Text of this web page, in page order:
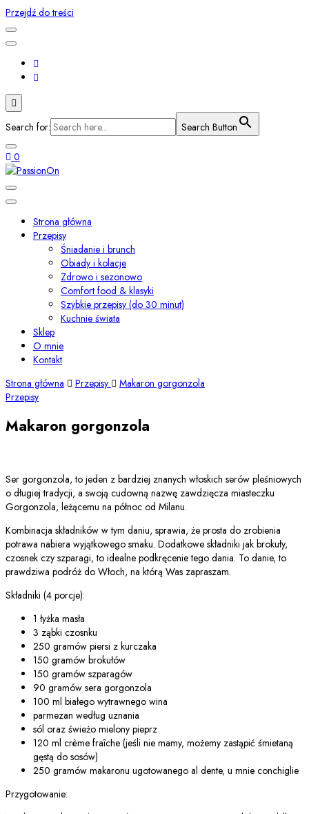
Przejdź do treści
Search for: Search Button
0
PassionOn
Smaki świata i przepisy z duszą
Strona główna
Przepisy
Śniadanie i brunch
Obiady i kolacje
Zdrowo i sezonowo
Comfort food & klasyki
Szybkie przepisy (do 30 minut)
Kuchnie świata
Sklep
O mnie
Kontakt
Strona główna
Przepisy
Makaron gorgonzola
Przepisy
Makaron gorgonzola
Ser gorgonzola, to jeden z bardziej znanych włoskich serów pleśniowych
o długiej tradycji, a swoją cudowną nazwę zawdzięcza miasteczku
Gorgonzola, leżącemu na północ od Milanu.
Kombinacja składników w tym daniu, sprawia, że prosta do zrobienia
potrawa nabiera wyjątkowego smaku. Dodatkowe składniki jak brokuły,
czosnek czy szparagi, to idealne podkręcenie tego dania. To danie, to
prawdziwa podróż do Włoch, na którą Was zapraszam.
Składniki (4 porcje):
1 łyżka masła
3 ząbki czosnku
250 gramów piersi z kurczaka
150 gramów brokułów
150 gramów szparagów
90 gramów sera gorgonzola
100 ml białego wytrawnego wina
parmezan według uznania
sól oraz świeżo mielony pieprz
120 ml crème fraîche (jeśli nie mamy, możemy zastąpić śmietaną
gęstą do sosów)
250 gramów makaronu ugotowanego al dente, u mnie conchiglie
Przygotowanie: